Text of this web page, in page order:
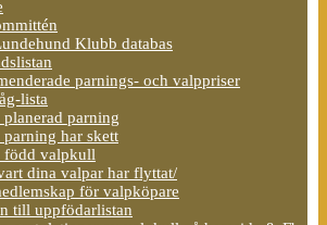
Klubb databas
parnings- och valppriser
lista
planerad parning
parning har skett
född valpkull
dina valpar har flyttat/
för valpköpare
till uppfödarlistan